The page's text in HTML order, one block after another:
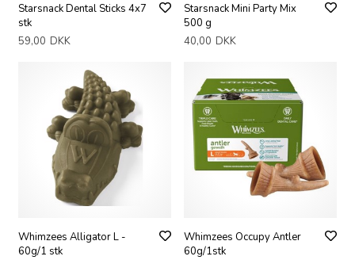
Starsnack Dental Sticks 4x7
stk
59,00 DKK
Starsnack Mini Party Mix
500 g
40,00 DKK
Whimzees Alligator L -
60g/1 stk
Whimzees Occupy Antler
60g/1stk